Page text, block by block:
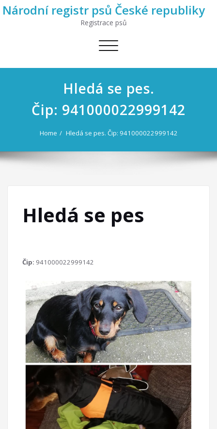
Národní registr psů České republiky
Registrace psů
Toggle
Hledá se pes.
Čip: 941000022999142
Home Hledá se pes. Čip: 941000022999142
Hledá se pes
Čip: 941000022999142